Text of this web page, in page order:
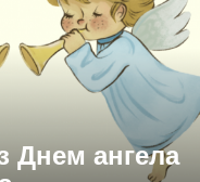
Днем ангела